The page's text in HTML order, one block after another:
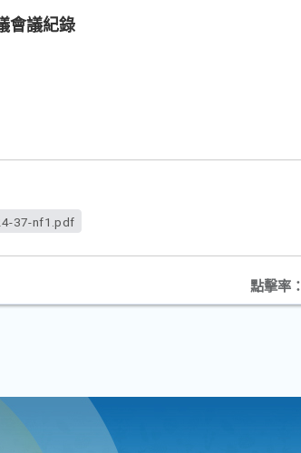
會議紀錄
37-nf1.pdf
點擊率：